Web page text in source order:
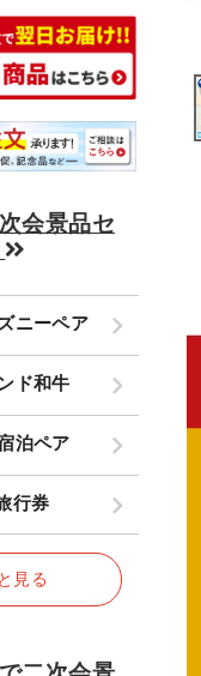
会景品セ
ニーペア
ド和牛
泊ペア
行券
見る